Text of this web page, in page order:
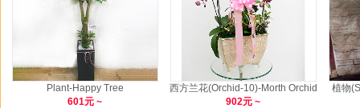
Plant-Happy Tree
601元 ~
西方兰花(Orchid-10)-Morth Orchid
902元 ~
植物